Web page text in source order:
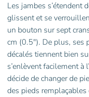
Les jambes s’étendent
glissent et se
un bouton sur sept
cm (0.5″). De plus, ses
décalés tiennent bien
s’enlèvent facilement à
décide de changer de
des pieds